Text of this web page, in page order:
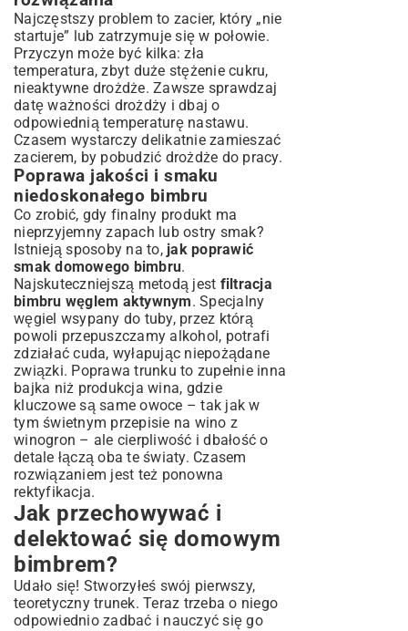
Najczęstszy problem to zacier, który „nie
startuje” lub zatrzymuje się w połowie.
Przyczyn może być kilka: zła
temperatura, zbyt duże stężenie cukru,
nieaktywne drożdże. Zawsze sprawdzaj
datę ważności drożdży i dbaj o
odpowiednią temperaturę nastawu.
Czasem wystarczy delikatnie zamieszać
zacierem, by pobudzić drożdże do pracy.
Poprawa jakości i smaku
niedoskonałego bimbru
Co zrobić, gdy finalny produkt ma
nieprzyjemny zapach lub ostry smak?
Istnieją sposoby na to, jak poprawić
smak domowego bimbru.
Najskuteczniejszą metodą jest filtracja
bimbru węglem aktywnym. Specjalny
węgiel wsypany do tuby, przez którą
powoli przepuszczamy alkohol, potrafi
zdziałać cuda, wyłapując niepożądane
związki. Poprawa trunku to zupełnie inna
bajka niż produkcja wina, gdzie
kluczowe są same owoce – tak jak w
tym świetnym przepisie na wino z
winogron – ale cierpliwość i dbałość o
detale łączą oba te światy. Czasem
rozwiązaniem jest też ponowna
rektyfikacja.
Jak przechowywać i
delektować się domowym
bimbrem?
Udało się! Stworzyłeś swój pierwszy,
teoretyczny trunek. Teraz trzeba o niego
odpowiednio zadbać i nauczyć się go